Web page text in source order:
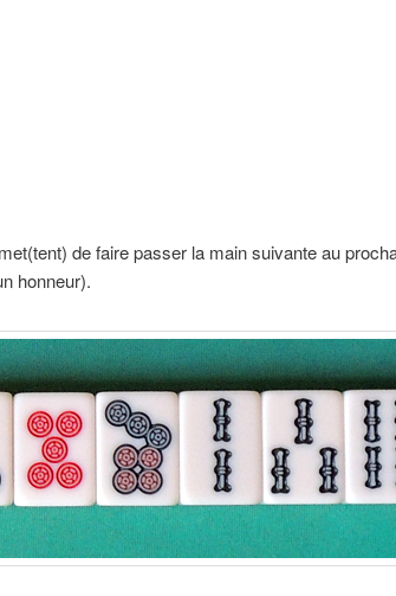
de faire passer la main suivante au
honneur).